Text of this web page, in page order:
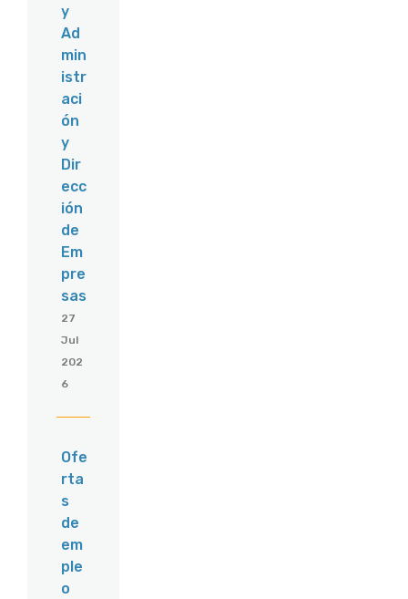
y
Ad
min
istr
aci
ón
y
Dir
ecc
ión
de
Em
pre
sas
27
Jul
202
6
Ofe
rta
s
de
em
ple
o